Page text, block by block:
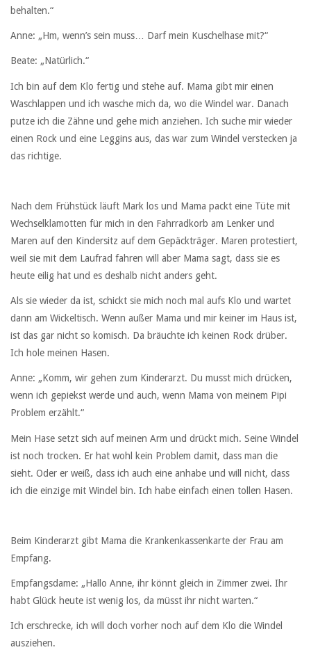
behalten.“
Anne: „Hm, wenn’s sein muss… Darf mein Kuschelhase mit?“
Beate: „Natürlich.“
Ich bin auf dem Klo fertig und stehe auf. Mama gibt mir einen
Waschlappen und ich wasche mich da, wo die Windel war. Danach
putze ich die Zähne und gehe mich anziehen. Ich suche mir wieder
einen Rock und eine Leggins aus, das war zum Windel verstecken ja
das richtige.
Nach dem Frühstück läuft Mark los und Mama packt eine Tüte mit
Wechselklamotten für mich in den Fahrradkorb am Lenker und
Maren auf den Kindersitz auf dem Gepäckträger. Maren protestiert,
weil sie mit dem Laufrad fahren will aber Mama sagt, dass sie es
heute eilig hat und es deshalb nicht anders geht.
Als sie wieder da ist, schickt sie mich noch mal aufs Klo und wartet
dann am Wickeltisch. Wenn außer Mama und mir keiner im Haus ist,
ist das gar nicht so komisch. Da bräuchte ich keinen Rock drüber.
Ich hole meinen Hasen.
Anne: „Komm, wir gehen zum Kinderarzt. Du musst mich drücken,
wenn ich gepiekst werde und auch, wenn Mama von meinem Pipi
Problem erzählt.“
Mein Hase setzt sich auf meinen Arm und drückt mich. Seine Windel
ist noch trocken. Er hat wohl kein Problem damit, dass man die
sieht. Oder er weiß, dass ich auch eine anhabe und will nicht, dass
ich die einzige mit Windel bin. Ich habe einfach einen tollen Hasen.
Beim Kinderarzt gibt Mama die Krankenkassenkarte der Frau am
Empfang.
Empfangsdame: „Hallo Anne, ihr könnt gleich in Zimmer zwei. Ihr
habt Glück heute ist wenig los, da müsst ihr nicht warten.“
Ich erschrecke, ich will doch vorher noch auf dem Klo die Windel
ausziehen.